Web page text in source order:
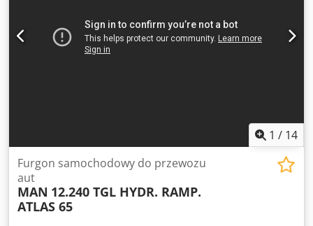
1 / 14
Furgon samochodowy do przewozu
aut
MAN 12.240 TGL HYDR. RAMP.
ATLAS 65